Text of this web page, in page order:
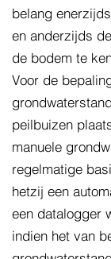
belang
en anderzijds
de bodem te
Voor de
peilbuizen
manuele
regelmatige
hetzij een
een datalogger
indien het van